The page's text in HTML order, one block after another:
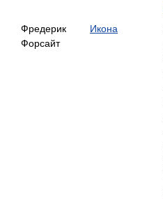
Фредерик
Форсайт
Икона